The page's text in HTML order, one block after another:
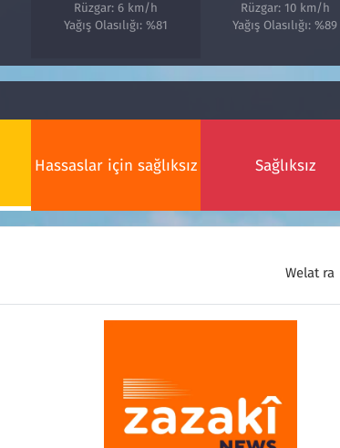
Rüzgar: 6 km/h
Yağış Olasılığı: %81
Rüzgar: 10 km/h
Yağış Olasılığı: %89
Hassaslar için sağlıksız Sağlıksız
Welat ra